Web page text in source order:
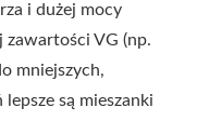
i dużej mocy
zawartości VG (np.
mniejszych,
są mieszanki